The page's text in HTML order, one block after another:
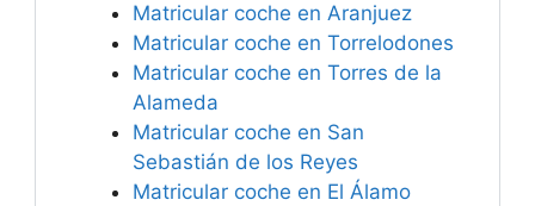
Matricular coche en Aranjuez
Matricular coche en Torrelodones
Matricular coche en Torres de la
Alameda
Matricular coche en San
Sebastián de los Reyes
Matricular coche en El Álamo